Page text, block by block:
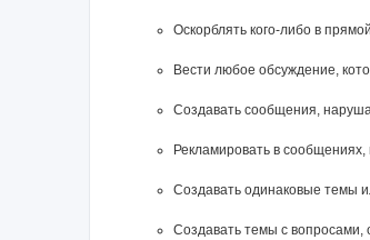
Оскорблять кого-либо в
Вести любое обсуждение,
Создавать сообщения,
Рекламировать в
Создавать одинаковые темы
Создавать темы с вопросами,